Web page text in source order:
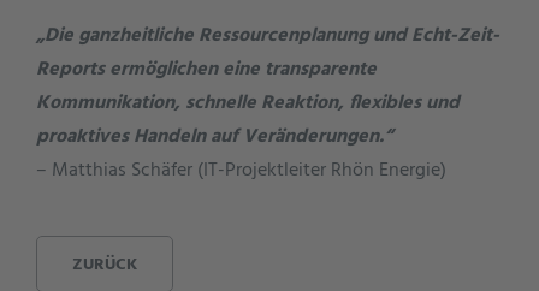
„Die ganzheitliche Ressourcenplanung und Echt-Zeit-
Reports ermöglichen eine transparente
Kommunikation, schnelle Reaktion, flexibles und
proaktives Handeln auf Veränderungen.“
– Matthias Schäfer (IT-Projektleiter Rhön Energie)
ZURÜCK